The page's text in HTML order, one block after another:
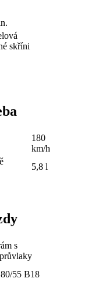
skříni
180
km/h
5,8 l
s
55 B18